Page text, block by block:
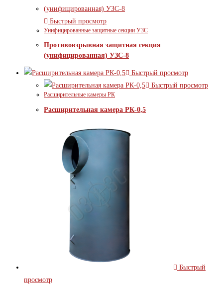
Быстрый просмотр
Унифицированные защитные секции УЗС
Противовзрывная защитная секция
(унифицированная) УЗС-8
Быстрый просмотр
Быстрый просмотр
Расширительные камеры РК
Расширительная камера РК-0,5
Быстрый
просмотр